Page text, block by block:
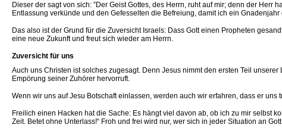
Dieser der sagt von sich: ”Der Geist Gottes, des Herrn, ruht auf mir; denn der
Entlassung verkünde und den Gefesselten die Befreiung, damit ich ein Gnadenjahr
Das also ist der Grund für die Zuversicht Israels: Dass Gott einen Propheten
eine neue Zukunft und freut sich wieder am Herrn.
Zuversicht für uns
Auch uns Christen ist solches zugesagt. Denn Jesus nimmt den ersten Teil
Empörung seiner Zuhörer hervorruft.
Wenn wir uns auf Jesu Botschaft einlassen, werden auch wir erfahren, dass er
Freilich einen Hacken hat die Sache: Es hängt viel davon ab, ob ich zu mir selbst
Zeit. Betet ohne Unterlass!“ Froh und frei wird nur, wer sich in jeder Situation an